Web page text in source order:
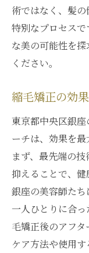
縮毛矯
銀座の
未来を
銀座の
術ではなく、髪
特別なプロセス
な美の可能性を
ください。
縮毛矯正の効
東京都中央区銀
ーチは、効果を最
まず、最先端の
抑えることで、健
銀座の美容師たち
一人ひとりに合
毛矯正後のアフ
ケア方法や使用